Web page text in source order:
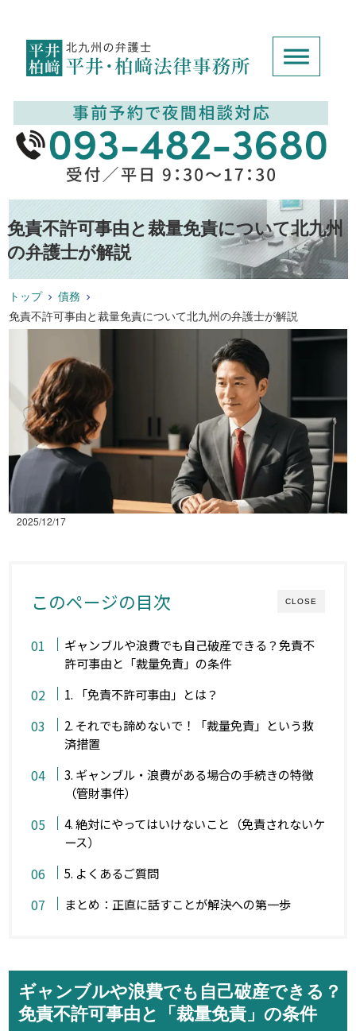
免責不許可事由と裁量免責について北九州
の弁護士が解説
トップ
債務
免責不許可事由と裁量免責について北九州の弁護士が解説
2025/12/17
CLOSE
このページの目次
ギャンブルや浪費でも自己破産できる？免責不
許可事由と「裁量免責」の条件
1. 「免責不許可事由」とは？
2. それでも諦めないで！「裁量免責」という救
済措置
3. ギャンブル・浪費がある場合の手続きの特徴
（管財事件）
4. 絶対にやってはいけないこと（免責されないケ
ース）
5. よくあるご質問
まとめ：正直に話すことが解決への第一歩
ギャンブルや浪費でも自己破産できる？
免責不許可事由と「裁量免責」の条件